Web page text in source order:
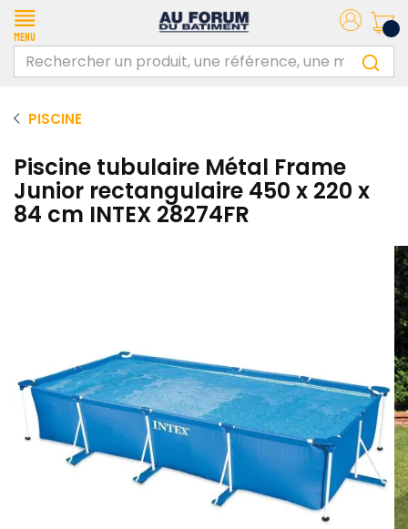
Menu
PISCINE
Piscine tubulaire Métal Frame
Junior rectangulaire 450 x 220 x
84 cm INTEX 28274FR